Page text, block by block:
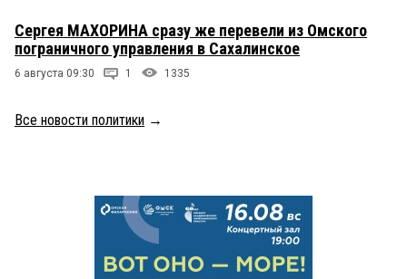
Сергея МАХОРИНА сразу же перевели из Омского
пограничного управления в Сахалинское
6 августа 09:30 1 1335
Все новости политики →